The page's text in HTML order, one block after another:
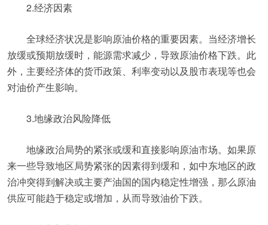
2.经济因素
全球经济状况是影响原油价格的重要因素。当经济增长
放缓或预期放缓时，能源需求减少，导致原油价格下跌。此
外，主要经济体的货币政策、利率变动以及股市表现等也会
对油价产生影响。
3.地缘政治风险降低
地缘政治局势的紧张或缓和直接影响原油市场。如果原
来一些导致地区局势紧张的因素得到缓和，如中东地区的政
治冲突得到解决或主要产油国的国内稳定性增强，那么原油
供应可能趋于稳定或增加，从而导致油价下跌。